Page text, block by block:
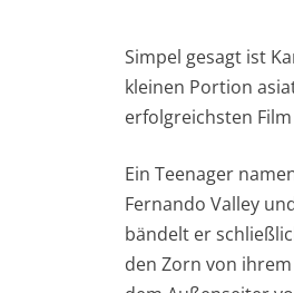
Simpel gesagt ist
kleinen Portion
erfolgreichsten
Ein Teenager
Fernando Valley
bändelt er
den Zorn von